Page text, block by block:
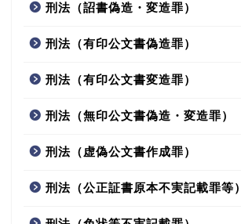
刑法（詔書偽造・変造罪）
刑法（有印公文書偽造罪）
刑法（有印公文書変造罪）
刑法（無印公文書偽造・変造罪）
刑法（虚偽公文書作成罪）
刑法（公正証書原本不実記載罪等）